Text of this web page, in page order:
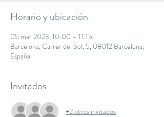
Horario y ubicación
05 mar 2023, 10:00 – 11:15
Barcelona, Carrer del Sol, 5, 08012 Barcelona,
España
Invitados
+2 otros invitados